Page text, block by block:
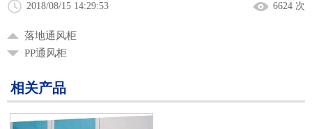
2018/08/15 14:29:53 6624 次
落地通风柜
PP通风柜
相关产品